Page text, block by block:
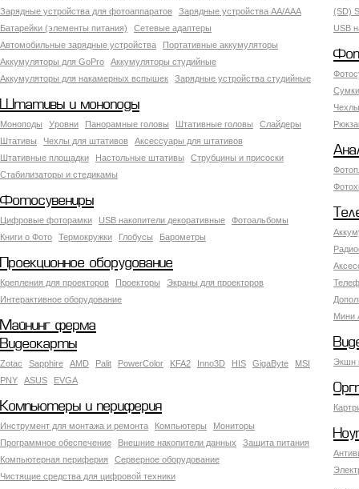
Зарядные устройства для фотоаппаратов
Зарядные устройства AA/AAA
Батарейки (элементы питания)
Сетевые адаптеры
Автомобильные зарядные устройства
Портативные аккумуляторы
Аккумуляторы для GoPro
Аккумуляторы студийные
Аккумуляторы для накамерных вспышек
Зарядные устройства студийные
(SD)
USB
Штативы и моноподы
Моноподы Уровни Панорамные головы Штативные головы
Слайдеры
Штативы
Чехлы для штативов
Аксессуары для штативов
Штативные площадки
Настольные штативы
Струбцины и присоски
Стабилизаторы и стедикамы
Фотосувениры
Цифровые фоторамки USB накопители декоративные
Фотоальбомы
Книги о Фото
Термокружки Глобусы Барометры
Мини
Проекционное оборудование
Крепления для проекторов Проекторы
Экраны для проекторов
Интерактивное оборудование
Майнинг ферма
Экшн
Видеокарты
Zotac Sapphire AMD Palit PowerColor KFA2 Inno3D HIS GigaByte
MSI
PNY
ASUS EVGA
Компьютеры и периферия
Инструмент для монтажа и ремонта Компьютеры
Мониторы
Программное обеспечение
Внешние накопители данных
Защита питания
Компьютерная периферия
Серверное оборудование
Чистящие средства для цифровой техники